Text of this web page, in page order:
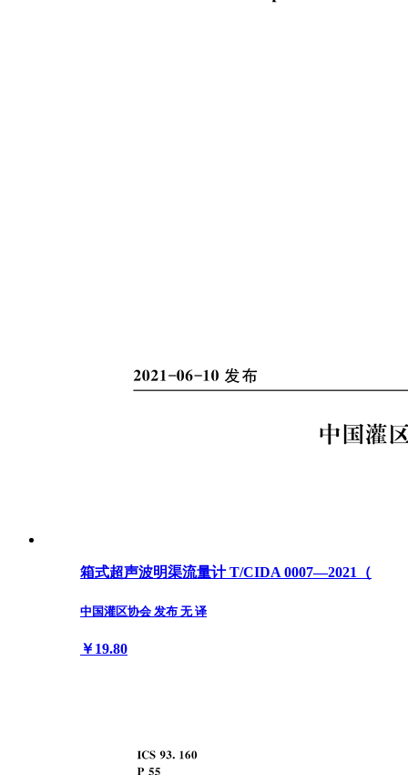
箱式超声波明渠流量计 T/CIDA 0007—2021（
中国灌区协会 发布 无 译
￥19.80